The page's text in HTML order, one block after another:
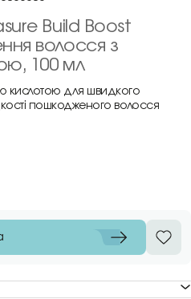
Build Boost
волосся з
100 мл
кислотою для швидкого
пошкодженого волосся